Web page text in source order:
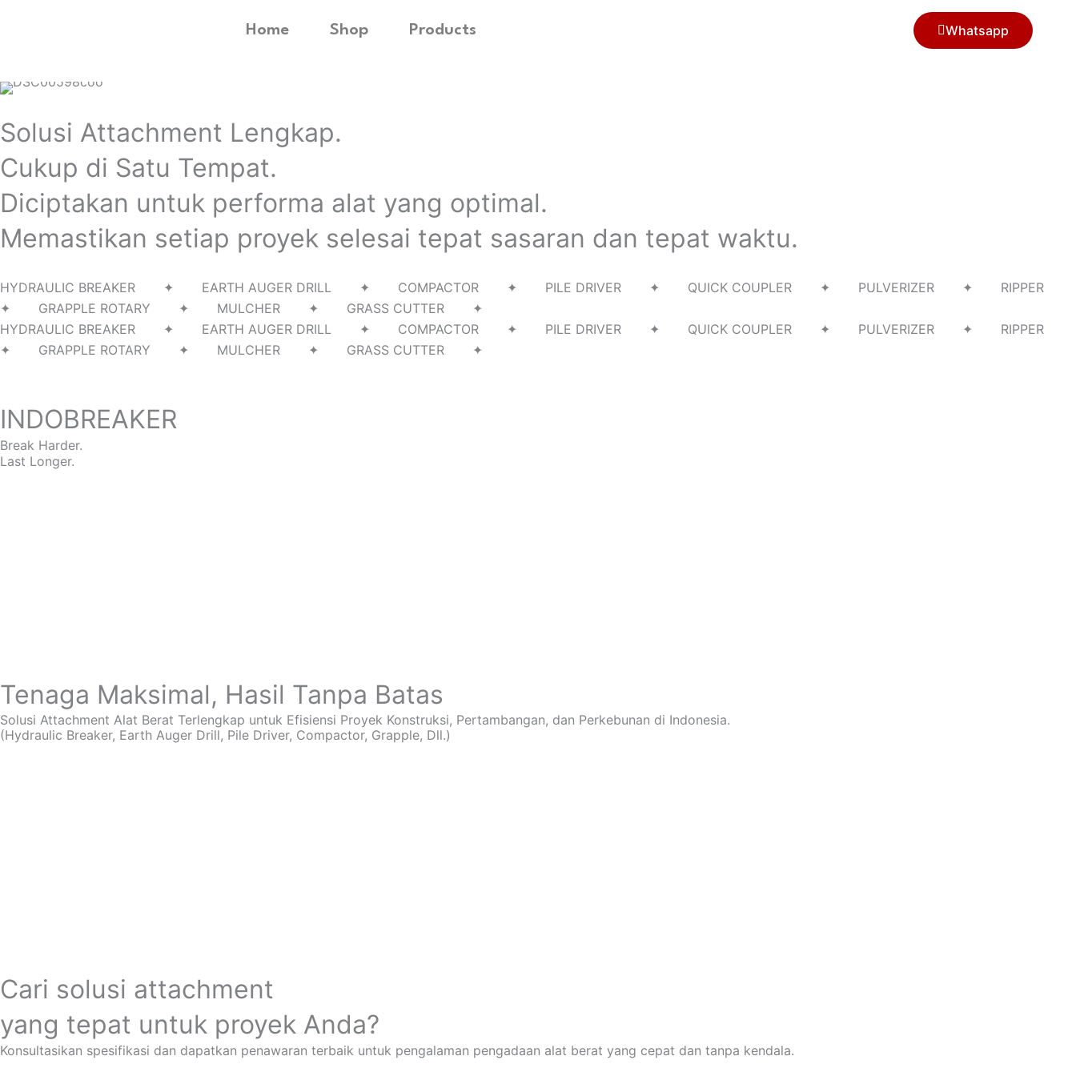
Home Shop Products Whatsapp
Solusi Attachment Lengkap.
Cukup di Satu Tempat.
Diciptakan untuk performa alat yang optimal.
Memastikan setiap proyek selesai tepat sasaran dan tepat waktu.
HYDRAULIC BREAKER ✦ EARTH AUGER DRILL ✦ COMPACTOR ✦ PILE DRIVER ✦ QUICK COUPLER ✦ PULVERIZER ✦ RIPPER
✦ GRAPPLE ROTARY ✦ MULCHER ✦ GRASS CUTTER ✦
HYDRAULIC BREAKER ✦ EARTH AUGER DRILL ✦ COMPACTOR ✦ PILE DRIVER ✦ QUICK COUPLER ✦ PULVERIZER ✦ RIPPER
✦ GRAPPLE ROTARY ✦ MULCHER ✦ GRASS CUTTER ✦
INDOBREAKER
Break Harder.
Last Longer.
Tenaga Maksimal, Hasil Tanpa Batas
Solusi Attachment Alat Berat Terlengkap untuk Efisiensi Proyek Konstruksi, Pertambangan, dan Perkebunan di Indonesia.
(Hydraulic Breaker, Earth Auger Drill, Pile Driver, Compactor, Grapple, Dll.)
Cari solusi attachment
yang tepat untuk proyek Anda?
Konsultasikan spesifikasi dan dapatkan penawaran terbaik untuk pengalaman pengadaan alat berat yang cepat dan tanpa kendala.